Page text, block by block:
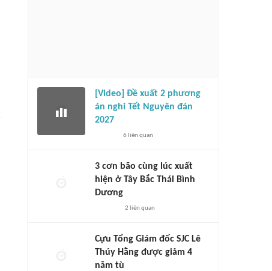
[Video] Đề xuất 2 phương
án nghỉ Tết Nguyên đán
2027
6 liên quan
3 cơn bão cùng lúc xuất
hiện ở Tây Bắc Thái Bình
Dương
2 liên quan
Cựu Tổng Giám đốc SJC Lê
Thúy Hằng được giảm 4
năm tù